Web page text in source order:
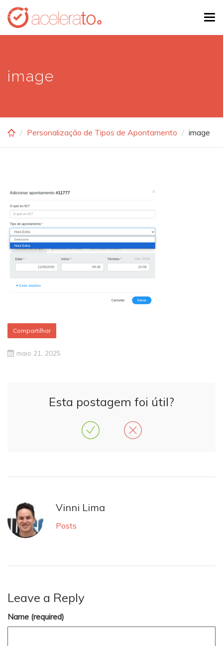
Skip
main
image
Personalização de Tipos de Apontamento image
Compartilhar
maio 21, 2025
Esta postagem foi útil?
Vinni Lima
Posts
Leave a Reply
Name (required)